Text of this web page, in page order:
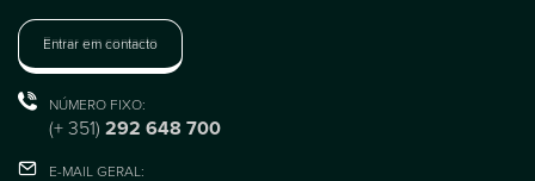
Entrar em contacto
NÚMERO FIXO:
(+ 351) 292 648 700
E-MAIL GERAL: